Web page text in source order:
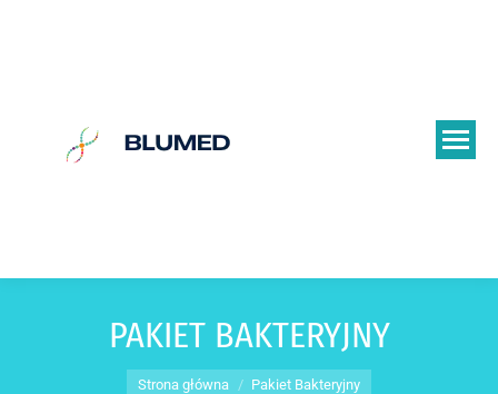
PAKIET BAKTERYJNY
Jesteś tutaj:
Strona główna Pakiet Bakteryjny